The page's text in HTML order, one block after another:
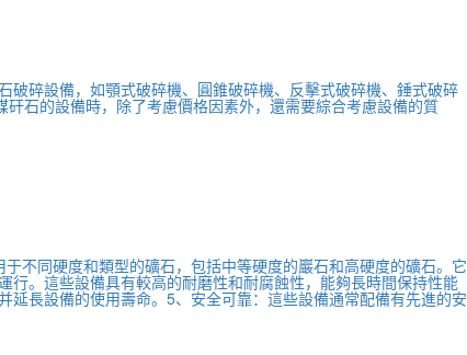
碎設備，如顎式破碎機、圓錐破碎機、反擊式破碎機、錘式破碎
石的設備時，除了考慮價格因素外，還需要綜合考慮設備的質
不同硬度和類型的礦石，包括中等硬度的巖石和高硬度的礦石。它
。這些設備具有較高的耐磨性和耐腐蝕性，能夠長時間保持性能
長設備的使用壽命。5、安全可靠：這些設備通常配備有先進的安